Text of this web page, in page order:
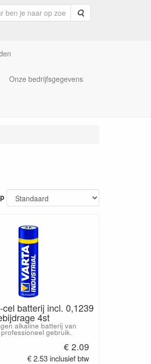
Zoeken
Onze bedrijfsgegevens
batterij incl. 0,1239
4st
alkaline batterij van
gebruik.
€ 2.09
€ 2.53 inclusief btw